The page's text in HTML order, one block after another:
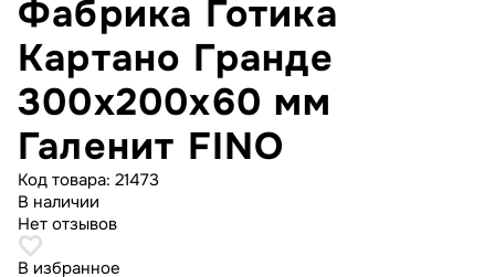
Фабрика Готика
Картано Гранде
300х200х60 мм
Галенит FINO
Код товара: 21473
В наличии
Нет отзывов
В избранное